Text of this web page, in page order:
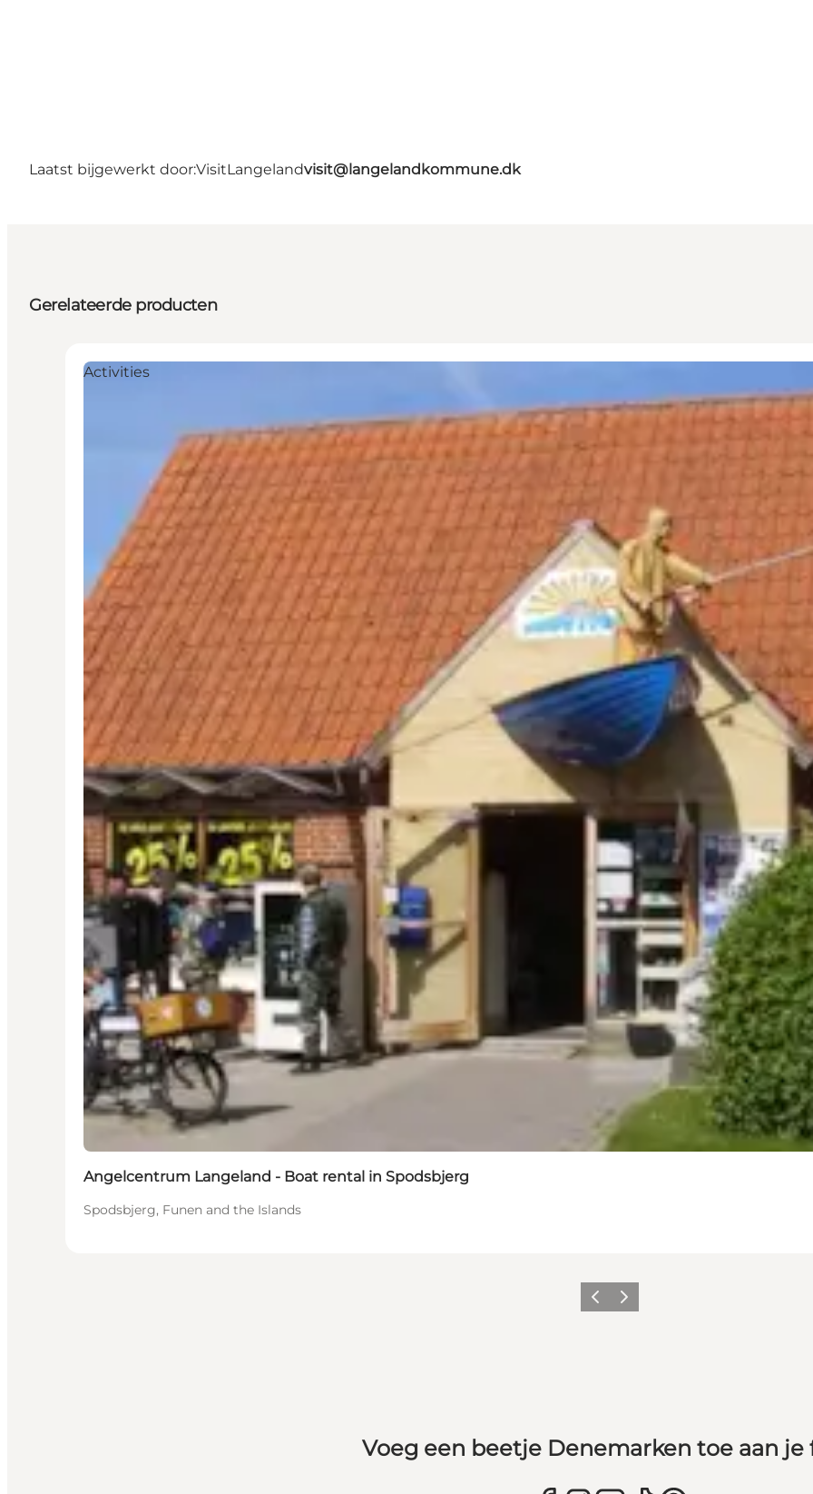
Laatst bijgewerkt door:VisitLangelandvisit@langelandkommune.dk
Gerelateerde producten
Activities
Angelcentrum Langeland - Boat rental in Spodsbjerg
Spodsbjerg, Funen and the Islands
Vorige Volgende
Voeg een beetje Denemarken toe aan je